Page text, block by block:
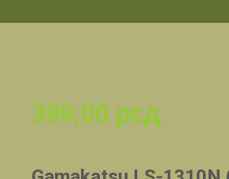
399,00 рсд